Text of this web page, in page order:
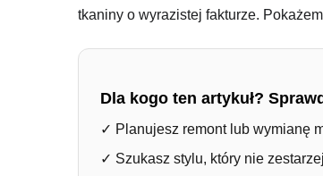
tkaniny o wyrazistej fakturze.
Dla kogo ten artykuł?
✓ Planujesz remont lub wymianę
✓ Szukasz stylu, który nie